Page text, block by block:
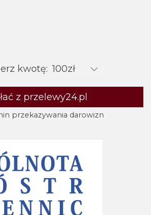
kwotę:
z przelewy24.pl
przekazywania darowizn